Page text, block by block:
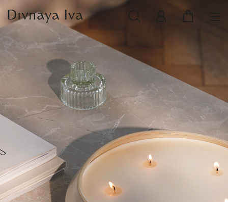
НОВИНКИ
СМОТРЕТЬ ВСЕ
РАСПРОДАЖА
ПОСУДА И СЕРВИРОВКА
ТЕКСТИЛЬ ДЛЯ ДОМА
ДЕКОР ДЛЯ ДОМА
МЕБЕЛЬ
КОЛЛЕКЦИИ ПОСТЕЛЬНОГО БЕЛЬЯ